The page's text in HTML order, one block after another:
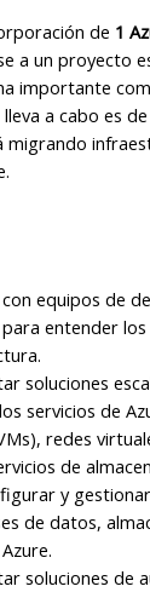
de 1
a un proyecto
importante
a cabo es
migrando
equipos de
entender
soluciones
servicios de
redes
de
y
de datos,
soluciones de